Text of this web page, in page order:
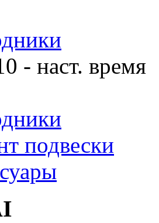
- наст. время
подвески